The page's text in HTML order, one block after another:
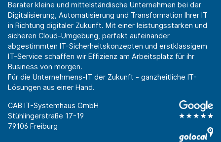
Berater kleine und mittelständische Unternehmen bei der
Digitalisierung, Automatisierung und Transformation Ihrer IT
in Richtung digitaler Zukunft. Mit einer leistungsstarken und
sicheren Cloud-Umgebung, perfekt aufeinander
abgestimmten IT-Sicherheitskonzepten und erstklassigem
IT-Service schaffen wir Effizienz am Arbeitsplatz für ihr
Business von morgen.
Für die Unternehmens-IT der Zukunft - ganzheitliche IT-
Lösungen aus einer Hand.
CAB IT-Systemhaus GmbH
Stühlingerstraße 17-19
79106 Freiburg